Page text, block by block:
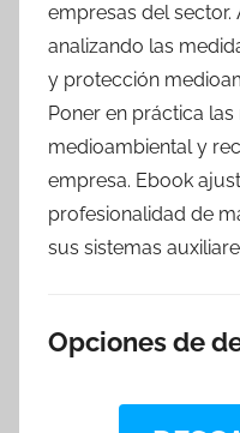
empresas del
analizando las
y protección
Poner en práctica
medioambiental y
empresa. Ebook
profesionalidad de
sus sistemas
Opciones de